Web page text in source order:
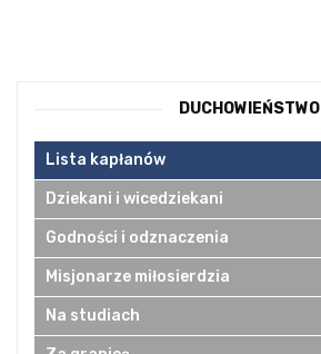
DUCHOWIEŃSTWO
Lista kapłanów
Dziekani i wicedziekani
Godności i odznaczenia
Misjonarze miłosierdzia
Na studiach